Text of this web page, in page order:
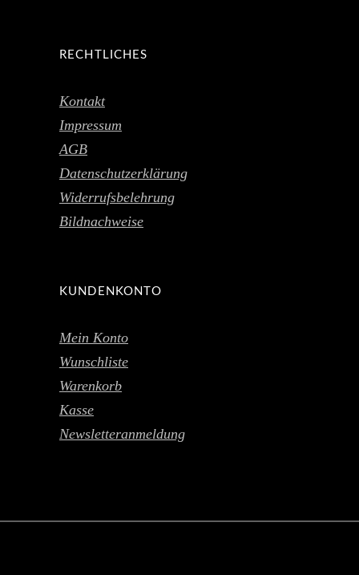
RECHTLICHES
Kontakt
Impressum
AGB
Datenschutzerklärung
Widerrufsbelehrung
Bildnachweise
KUNDENKONTO
Mein Konto
Wunschliste
Warenkorb
Kasse
Newsletteranmeldung